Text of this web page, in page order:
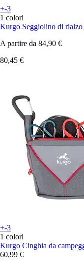
+-3
1 colori
Kurgo Seggiolino di
A partire da 84,90 €
80,45 €
+-3
1 colori
Kurgo Cinghia da
60,99 €